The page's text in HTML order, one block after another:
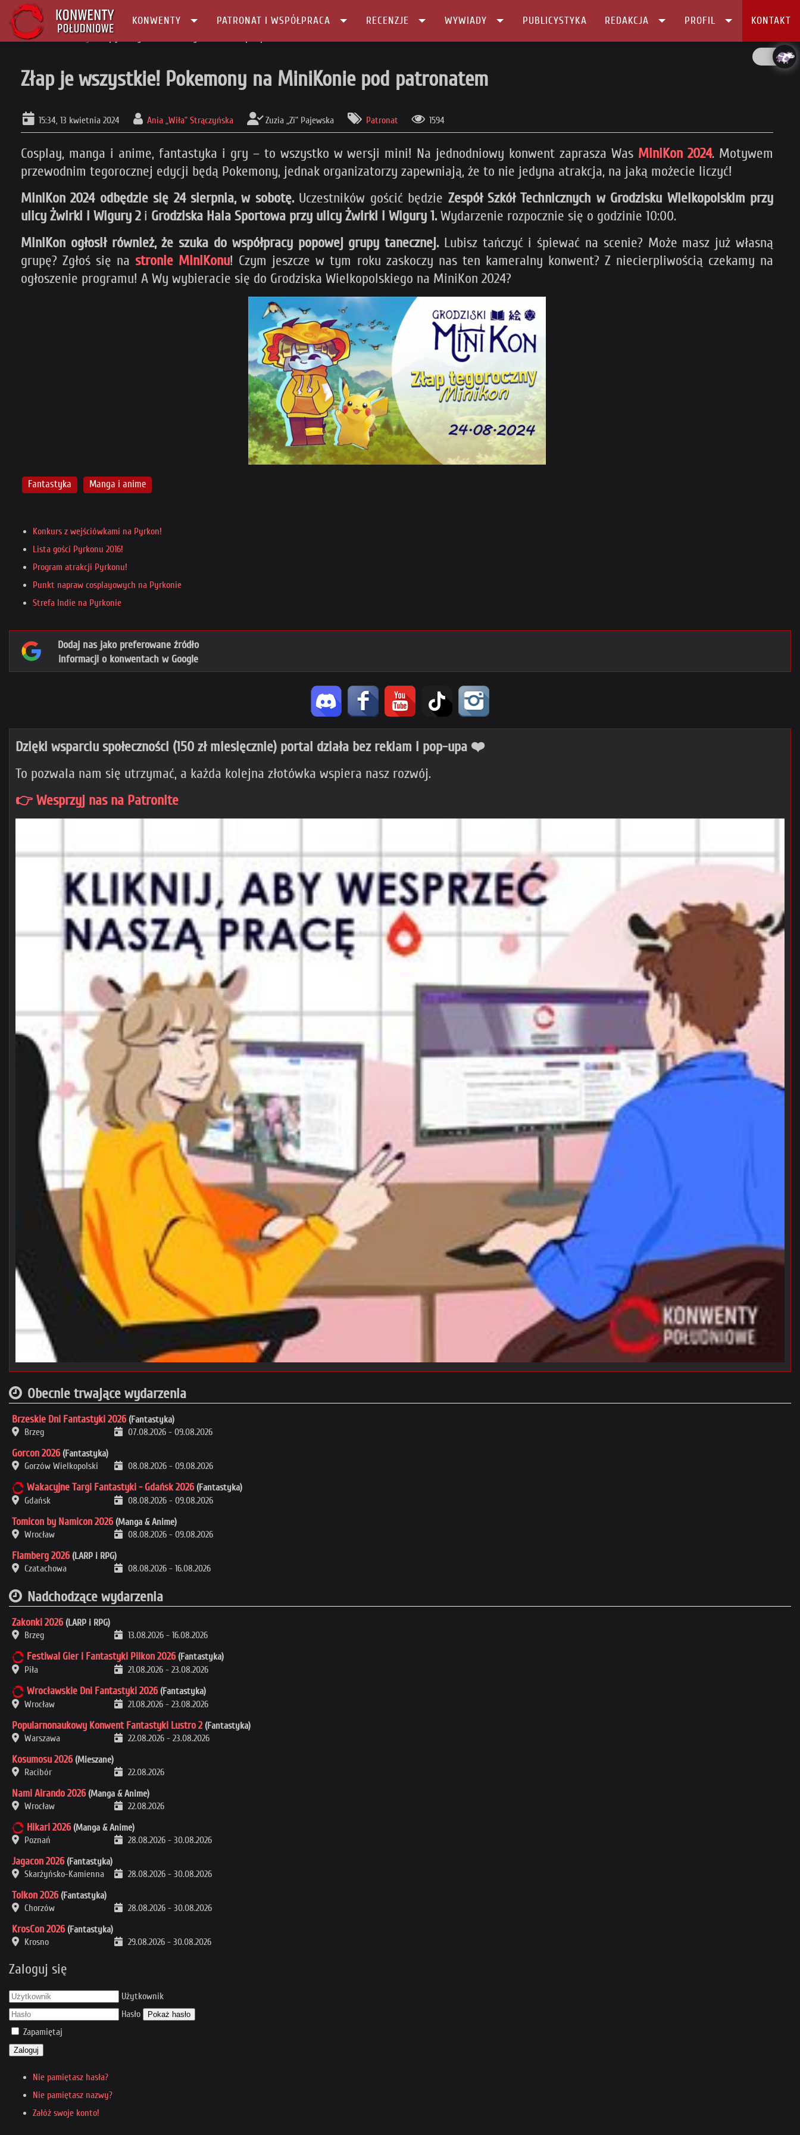
KONWENTY PATRONAT I WSPÓŁPRACA RECENZJE WYWIADY PUBLICYSTYKA REDAKCJA PROFIL KONTAKT
Główna
Złap je wszystkie! Pokemony na MiniKonie pod patronatem
15:34, 13 kwietnia 2024 Ania „Wiła” Strączyńska Zuzia „Zi” Pajewska Patronat 1594
Cosplay, manga i anime, fantastyka i gry – to wszystko w wersji mini! Na jednodniowy konwent zaprasza Was MiniKon 2024. Motywem
przewodnim tegorocznej edycji będą Pokemony, jednak organizatorzy zapewniają, że to nie jedyna atrakcja, na jaką możecie liczyć!
MiniKon 2024 odbędzie się 24 sierpnia, w sobotę.Uczestników gościć będzie Zespół Szkół Technicznych w Grodzisku Wielkopolskim przy
ulicy Żwirki i Wigury 2 i Grodziska Hala Sportowa przy ulicy Żwirki i Wigury 1. Wydarzenie rozpocznie się o godzinie 10:00.
MiniKon ogłosił również, że szuka do współpracy popowej grupy tanecznej. Lubisz tańczyć i śpiewać na scenie? Może masz już własną
grupę? Zgłoś się nastronie MiniKonu! Czym jeszcze w tym roku zaskoczy nas ten kameralny konwent? Zniecierpliwością czekamy na
ogłoszenie programu! A Wy wybieracie się do Grodziska Wielkopolskiego na MiniKon 2024?
Fantastyka Manga i anime
Konkurs z wejściówkami na Pyrkon!
Lista gości Pyrkonu 2016!
Program atrakcji Pyrkonu!
Punkt napraw cosplayowych na Pyrkonie
Strefa Indie na Pyrkonie
Dodaj nas jako preferowane źródło
informacji o konwentach w Google
Dzięki wsparciu społeczności (150 zł miesięcznie) portal działa bez reklam i pop-upa ❤️
To pozwala nam się utrzymać, a każda kolejna złotówka wspiera nasz rozwój.
👉 Wesprzyj nas na Patronite
Obecnie trwające wydarzenia
Brzeskie Dni Fantastyki 2026 (Fantastyka)
Brzeg
07.08.2026 - 09.08.2026
Gorcon 2026 (Fantastyka)
Gorzów Wielkopolski
08.08.2026 - 09.08.2026
Wakacyjne Targi Fantastyki - Gdańsk 2026 (Fantastyka)
Gdańsk
08.08.2026 - 09.08.2026
Tomicon by Namicon 2026 (Manga & Anime)
Wrocław
08.08.2026 - 09.08.2026
Flamberg 2026 (LARP i RPG)
Czatachowa
08.08.2026 - 16.08.2026
Nadchodzące wydarzenia
Zakonki 2026 (LARP i RPG)
Brzeg
13.08.2026 - 16.08.2026
Festiwal Gier i Fantastyki Pilkon 2026 (Fantastyka)
Piła
21.08.2026 - 23.08.2026
Wrocławskie Dni Fantastyki 2026 (Fantastyka)
Wrocław
21.08.2026 - 23.08.2026
Popularnonaukowy Konwent Fantastyki Lustro 2 (Fantastyka)
Warszawa
22.08.2026 - 23.08.2026
Kosumosu 2026 (Mieszane)
Racibór
22.08.2026
Nami Airando 2026 (Manga & Anime)
Wrocław
22.08.2026
Hikari 2026 (Manga & Anime)
Poznań
28.08.2026 - 30.08.2026
Jagacon 2026 (Fantastyka)
Skarżyńsko-Kamienna
28.08.2026 - 30.08.2026
Tolkon 2026 (Fantastyka)
Chorzów
28.08.2026 - 30.08.2026
KrosCon 2026 (Fantastyka)
Krosno
29.08.2026 - 30.08.2026
Zaloguj się
Użytkownik
Hasło
Pokaż hasło
Zapamiętaj
Zaloguj
Nie pamiętasz hasła?
Nie pamiętasz nazwy?
Załóż swoje konto!